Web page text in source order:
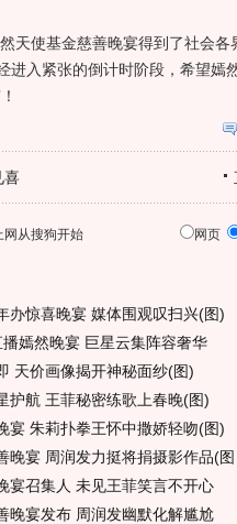
使基金慈善晚宴得到了社会各
进入紧张的倒计时阶段，希望嫣
喜
网从搜狗开始 网页
办惊喜晚宴 媒体围观叹扫兴(图)
嫣然晚宴 巨星云集阵容奢华
天价画像揭开神秘面纱(图)
护航 王菲秘密练歌上春晚(图)
宴 朱莉扑拳王怀中撒娇轻吻(图)
晚宴 周润发力挺将捐摄影作品(图
宴召集人 未见王菲笑言不开心
晚宴发布 周润发幽默化解尴尬